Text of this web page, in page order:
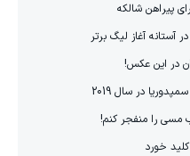
پیراهن شالکه
آغاز لیگ برتر
در این عکس!
در سال 2019
کلید خورد